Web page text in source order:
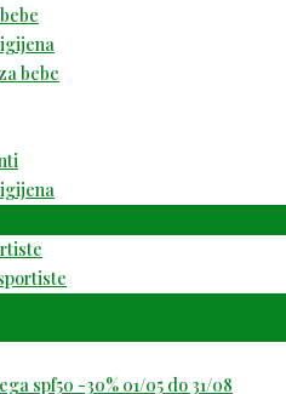
bebe
spf50 -30% 01/05 do 31/08